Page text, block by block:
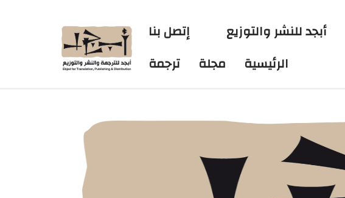
إتصل بنا أبجد للنشر والتوزيع
ترجمة
مجلة الرئيسية